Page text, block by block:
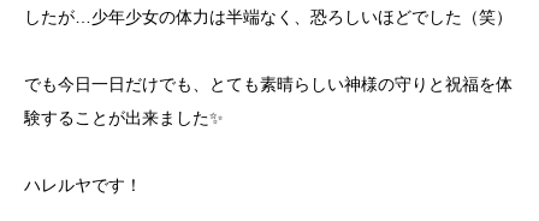
したが…少年少女の体力は半端なく、恐ろしいほどでした（笑）
でも今日一日だけでも、とても素晴らしい神様の守りと祝福を体
験することが出来ました✨
ハレルヤです！